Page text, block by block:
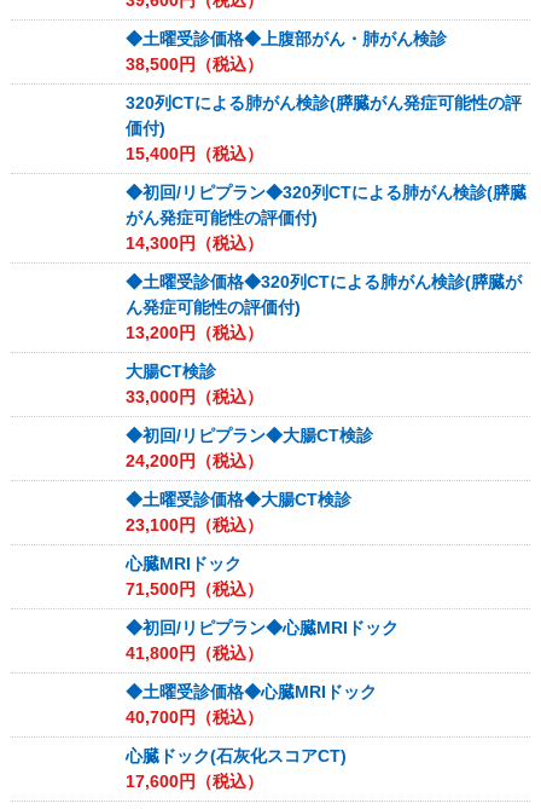
◆土曜受診価格◆上腹部がん・肺がん検診
38,500円（税込）
320列CTによる肺がん検診(膵臓がん発症可能性の評
価付)
15,400円（税込）
◆初回/リピプラン◆320列CTによる肺がん検診(膵臓
がん発症可能性の評価付)
14,300円（税込）
◆土曜受診価格◆320列CTによる肺がん検診(膵臓が
ん発症可能性の評価付)
13,200円（税込）
大腸CT検診
33,000円（税込）
◆初回/リピプラン◆大腸CT検診
24,200円（税込）
◆土曜受診価格◆大腸CT検診
23,100円（税込）
心臓MRIドック
71,500円（税込）
◆初回/リピプラン◆心臓MRIドック
41,800円（税込）
◆土曜受診価格◆心臓MRIドック
40,700円（税込）
心臓ドック(石灰化スコアCT)
17,600円（税込）